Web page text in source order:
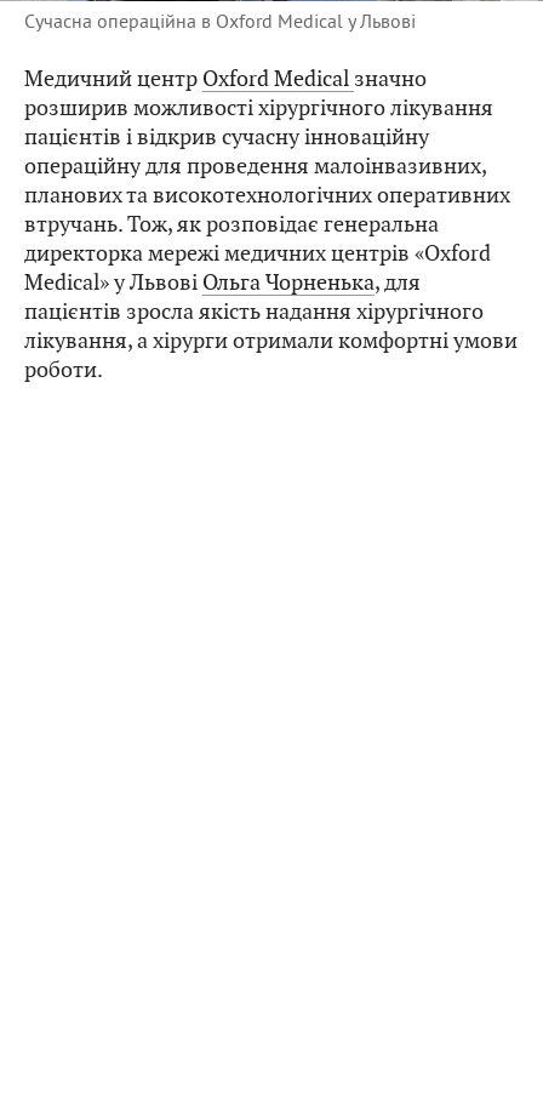
Сучасна операційна в Oxford Medical у Львові
Медичний центр Oxford Medical значно
розширив можливості хірургічного лікування
пацієнтів і відкрив сучасну інноваційну
операційну для проведення малоінвазивних,
планових та високотехнологічних оперативних
втручань. Тож, як розповідає генеральна
директорка мережі медичних центрів «Oxford
Medical» у Львові Ольга Чорненька, для
пацієнтів зросла якість надання хірургічного
лікування, а хірурги отримали комфортні умови
роботи.